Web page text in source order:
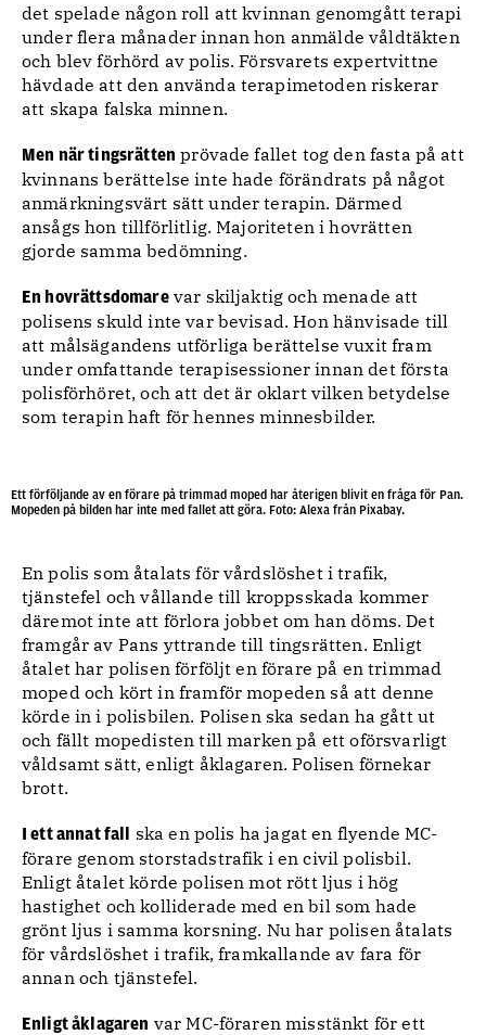
det spelade någon roll att kvinnan genomgått terapi
under flera månader innan hon anmälde våldtäkten
och blev förhörd av polis. Försvarets expertvittne
hävdade att den använda terapimetoden riskerar
att skapa falska minnen.
Men när tingsrätten prövade fallet tog den fasta på att
kvinnans berättelse inte hade förändrats på något
anmärkningsvärt sätt under terapin. Därmed
ansågs hon tillförlitlig. Majoriteten i hovrätten
gjorde samma bedömning.
En hovrättsdomarevar skiljaktig och menade att
polisens skuld inte var bevisad. Hon hänvisade till
att målsägandens utförliga berättelse vuxit fram
under omfattande terapisessioner innan det första
polisförhöret, och att det är oklart vilken betydelse
som terapin haft för hennes minnesbilder.
Ett förföljande av en förare på trimmad moped har återigen blivit en fråga för Pan.
Mopeden på bilden har inte med fallet att göra. Foto: Alexa från Pixabay.
En polis som åtalats för vårdslöshet i trafik,
tjänstefel och vållande till kroppsskada kommer
däremot inte att förlora jobbet om han döms. Det
framgår av Pans yttrande till tingsrätten. Enligt
åtalet har polisen förföljt en förare på en trimmad
moped och kört in framför mopeden så att denne
körde in i polisbilen. Polisen ska sedan ha gått ut
och fällt mopedisten till marken på ett oförsvarligt
våldsamt sätt, enligt åklagaren. Polisen förnekar
brott.
I ett annat fall
ska en polis ha jagat en flyende MC-
förare genom storstadstrafik i en civil polisbil.
Enligt åtalet körde polisen mot rött ljus i hög
hastighet och kolliderade med en bil som hade
grönt ljus i samma korsning. Nu har polisen åtalats
för vårdslöshet i trafik, framkallande av fara för
annan och tjänstefel.
Enligt åklagaren var MC-föraren misstänkt för ett